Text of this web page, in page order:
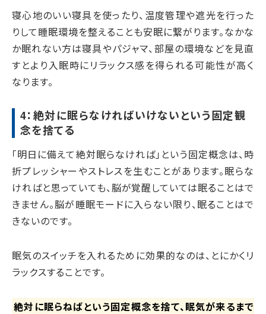
寝心地のいい寝具を使ったり、温度管理や遮光を行った
りして睡眠環境を整えることも安眠に繋がります。なかな
か眠れない方は寝具やパジャマ、部屋の環境などを見直
すとより入眠時にリラックス感を得られる可能性が高く
なります。
4：絶対に眠らなければいけないという固定観
念を捨てる
「明日に備えて絶対眠らなければ」という固定概念は、時
折プレッシャーやストレスを生むことがあります。眠らな
ければと思っていても、脳が覚醒していては眠ることはで
きません。脳が睡眠モードに入らない限り、眠ることはで
きないのです。
眠気のスイッチを入れるために効果的なのは、とにかくリ
ラックスすることです。
絶対に眠らねばという固定概念を捨て、眠気が来るまで